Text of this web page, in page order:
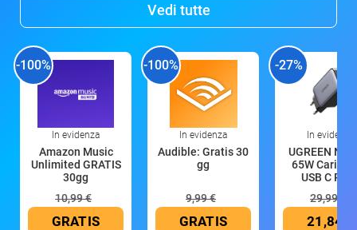
Vedi tutte
-100%
In evidenza
Amazon Music
Unlimited GRATIS
30gg
10,99 €
GRATIS
-100%
In evidenza
Audible: Gratis 30
gg
9,99 €
GRATIS
-27%
In evidenza
UGREEN
65W
USB C
29,99 €
21,84 €